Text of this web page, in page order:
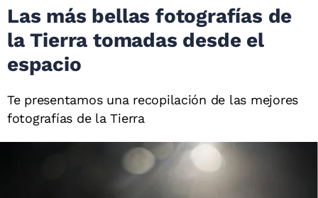
Las más bellas fotografías de
la Tierra tomadas desde el
espacio
Te presentamos una recopilación de las mejores
fotografías de la Tierra